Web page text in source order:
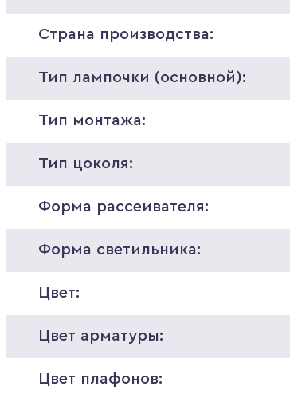
Страна производства:
Тип лампочки (основной):
Тип монтажа:
Тип цоколя:
Форма рассеивателя:
Форма светильника:
Цвет:
Цвет арматуры:
Цвет плафонов: